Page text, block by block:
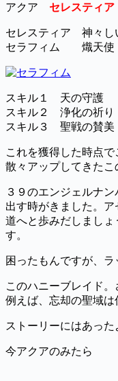
アクア セレスティ
セレスティア 神々
セラフィム 熾天使
スキル１ 天の守護
スキル２ 浄化の祈り
スキル３ 聖戦の賛美
これを獲得した時点
散々アップしてきたこ
３９のエンジェルナ
出す時がきました。
道へと歩みだしましょ
す。
困ったもんですが、ラ
このハニーブレイド
例えば、忘却の聖域は
ストーリーにはあった
今アクアのみたら